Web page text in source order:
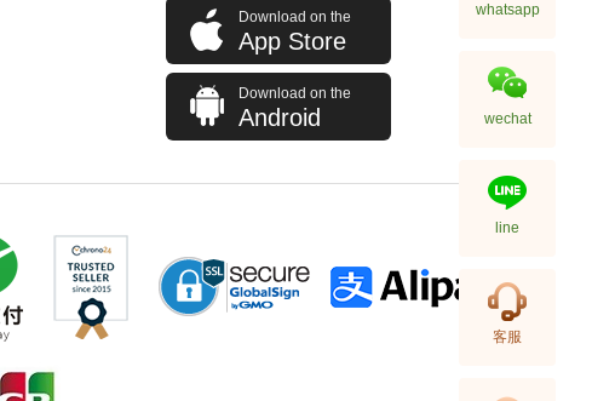
Download on the
App Store
Download on the
Android
whatsapp
wechat
line
客服